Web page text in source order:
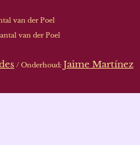
van der Poel
van der Poel
/ Onderhoud: Jaime Martínez